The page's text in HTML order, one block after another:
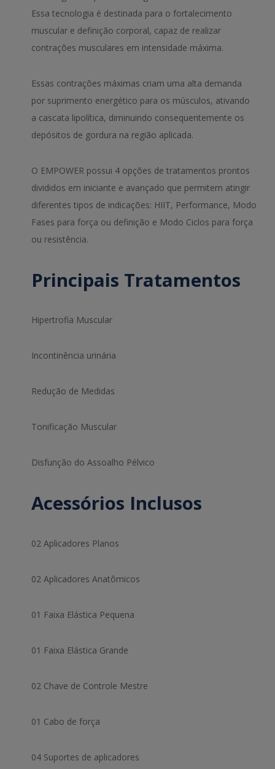
Essa tecnologia é destinada para o fortalecimento
muscular e definição corporal, capaz de realizar
contrações musculares em intensidade máxima.
Essas contrações máximas criam uma alta demanda
por suprimento energético para os músculos, ativando
a cascata lipolítica, diminuindo consequentemente os
depósitos de gordura na região aplicada.
O EMPOWER possui 4 opções de tratamentos prontos
divididos em iniciante e avançado que permitem atingir
diferentes tipos de indicações: HIIT, Performance, Modo
Fases para força ou definição e Modo Ciclos para força
ou resistência.
Principais Tratamentos
Hipertrofia Muscular
Incontinência urinária
Redução de Medidas
Tonificação Muscular
Disfunção do Assoalho Pélvico
Acessórios Inclusos
02 Aplicadores Planos
02 Aplicadores Anatômicos
01 Faixa Elástica Pequena
01 Faixa Elástica Grande
02 Chave de Controle Mestre
01 Cabo de força
04 Suportes de aplicadores